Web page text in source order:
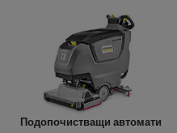
Подопочистващи автомати